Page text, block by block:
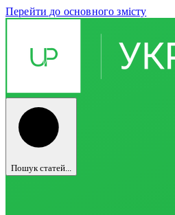
Перейти до основного змісту
Пошук статей...